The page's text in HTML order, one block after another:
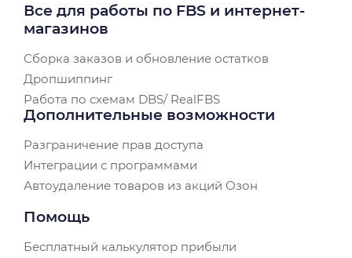
Все для работы по FBS и интернет-
магазинов
Сборка заказов и обновление остатков
Дропшиппинг
Работа по схемам DBS/ RealFBS
Дополнительные возможности
Разграничение прав доступа
Интеграции с программами
Автоудаление товаров из акций Озон
Помощь
Бесплатный калькулятор прибыли